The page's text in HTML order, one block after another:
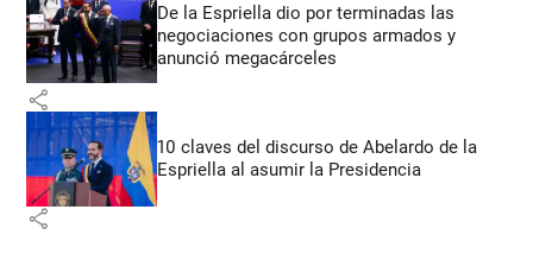
De la Espriella dio por terminadas las
negociaciones con grupos armados y
anunció megacárceles
share
10 claves del discurso de Abelardo de la
Espriella al asumir la Presidencia
share